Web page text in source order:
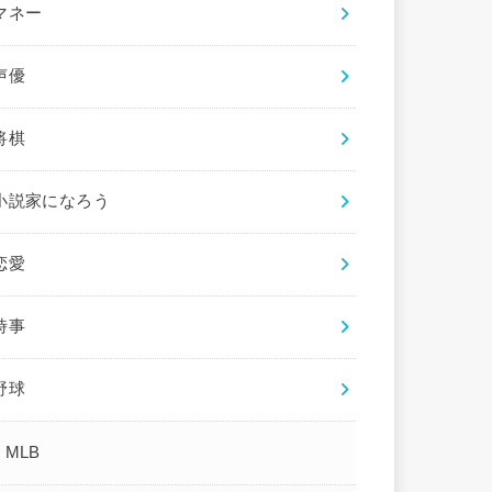
ネー
優
棋
説家になろう
愛
事
球
MLB